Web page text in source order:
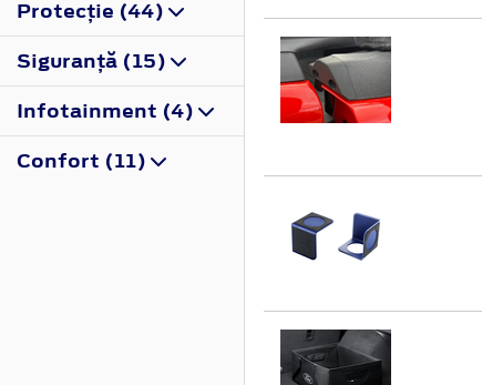
Protecţie (44)
Siguranţă (15)
Infotainment (4)
Confort (11)